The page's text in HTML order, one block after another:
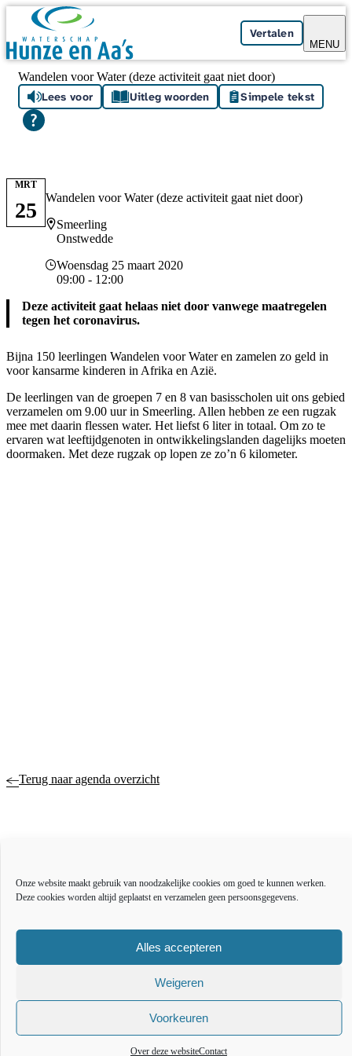
Onze website maakt gebruik van noodzakelijke cookies om goed te kunnen werken.
Deze cookies worden altijd geplaatst en verzamelen geen persoonsgegevens.
Alles accepteren
Weigeren
Voorkeuren
Over deze websiteContact
Skip navigation
Vertalen
MENU
Wandelen voor Water (deze activiteit gaat niet door)
Lees voor Uitleg woorden Simpele tekst
Wandelen voor Water (deze activiteit gaat niet door)
Locatie
Smeerling
Onstwedde
Datum en tijd
Woensdag 25 maart 2020
09:00 - 12:00
MRT
25
Deze activiteit gaat helaas niet door vanwege maatregelen
tegen het coronavirus.
Bijna 150 leerlingen Wandelen voor Water en zamelen zo geld in
voor kansarme kinderen in Afrika en Azië.
​De leerlingen van de groepen 7 en 8 van basisscholen uit ons gebied
verzamelen om 9.00 uur in Smeerling. Allen hebben ze een rugzak
mee met daarin flessen water. Het liefst 6 liter in totaal. Om zo te
ervaren wat leeftijdgenoten in ontwikkelingslanden dagelijks moeten
doormaken. Met deze rugzak op lopen ze zo’n 6 kilometer.
Terug naar agenda overzicht
Over ons
Bestuur en organisatie
Vacatures
Inkoop en aanbesteden
Open data
The